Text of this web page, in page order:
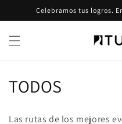
directamente
al contenido
Celebramos tus logros.
C
TODOS
Las rutas de los mejores